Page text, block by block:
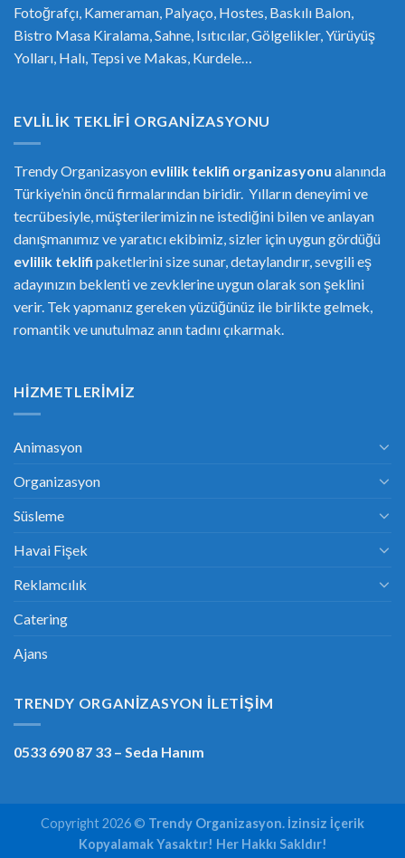
Fotoğrafçı, Kameraman, Palyaço, Hostes, Baskılı Balon,
Bistro Masa Kiralama, Sahne, Isıtıcılar, Gölgelikler, Yürüyüş
Yolları, Halı, Tepsi ve Makas, Kurdele…
EVLILIK TEKLIFI ORGANIZASYONU
Trendy Organizasyon evlilik teklifi organizasyonu alanında
Türkiye’nin öncü firmalarından biridir. Yılların deneyimi ve
tecrübesiyle, müşterilerimizin ne istediğini bilen ve anlayan
danışmanımız ve yaratıcı ekibimiz, sizler için uygun gördüğü
evlilik teklifi paketlerini size sunar, detaylandırır, sevgili eş
adayınızın beklenti ve zevklerine uygun olarak son şeklini
verir. Tek yapmanız gereken yüzüğünüz ile birlikte gelmek,
romantik ve unutulmaz anın tadını çıkarmak.
HIZMETLERIMIZ
Animasyon
Organizasyon
Süsleme
Havai Fişek
Reklamcılık
Catering
Ajans
TRENDY ORGANIZASYON İLETIŞIM
0533 690 87 33 – Seda Hanım
Copyright 2026 © Trendy Organizasyon. İzinsiz İçerik
Kopyalamak Yasaktır! Her Hakkı Sakldır!